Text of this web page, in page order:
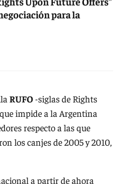
para la
RUFO-siglas de Rights
impide a la Argentina
respecto a las que
los canjes de 2005 y 2010,
a partir de ahora